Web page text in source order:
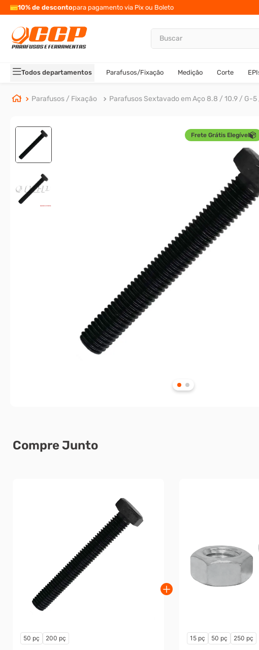
10% de descontopara pagamento via Pix ou Boleto
Buscar
Todos departamentos Parafusos/Fixação Medição Corte
Parafusos / Fixação Parafusos Sextavado em Aço 8.8 / 10.9 / G-
Frete Grátis Elegível
Compre Junto
50 pç 200 pç 15 pç 50 pç 250 pç
TERMOS MAIS BUSCADOS
2º
porca
3º
arruela
º
cupilha
parafuso allen 5
º
sextavado
rodizio
presto